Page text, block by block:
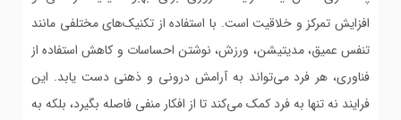
افزایش تمرکز و خلاقیت است. با استفاده از تکنیک‌های مختلفی مانند
تنفس عمیق، مدیتیشن، ورزش، نوشتن احساسات و کاهش استفاده از
فناوری، هر فرد می‌تواند به آرامش درونی و ذهنی دست یابد. این
فرایند نه تنها به فرد کمک می‌کند تا از افکار منفی فاصله بگیرد، بلکه به